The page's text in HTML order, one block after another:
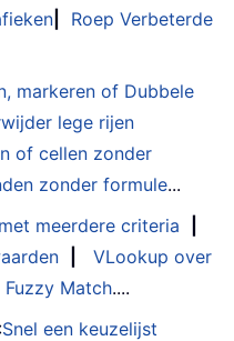
Roep Verbeterde
markeren of Dubbele
lege rijen
of cellen zonder
zonder formule...
meerdere criteria
VLookup over
Fuzzy Match....
:Snel een keuzelijst